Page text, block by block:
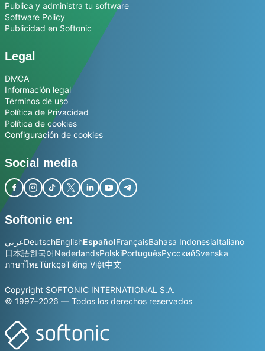
Publica y administra tu software
Software Policy
Publicidad en Softonic
Legal
DMCA
Información legal
Términos de uso
Política de Privacidad
Política de cookies
Configuración de cookies
Social media
Softonic en:
عربيDeutschEnglishEspañolFrançaisBahasa IndonesiaItaliano
日本語한국어NederlandsPolskiPortuguêsРусскийSvenska
ภาษาไทยTürkçeTiếng Việt中文
Copyright SOFTONIC INTERNATIONAL S.A.
© 1997–2026 — Todos los derechos reservados